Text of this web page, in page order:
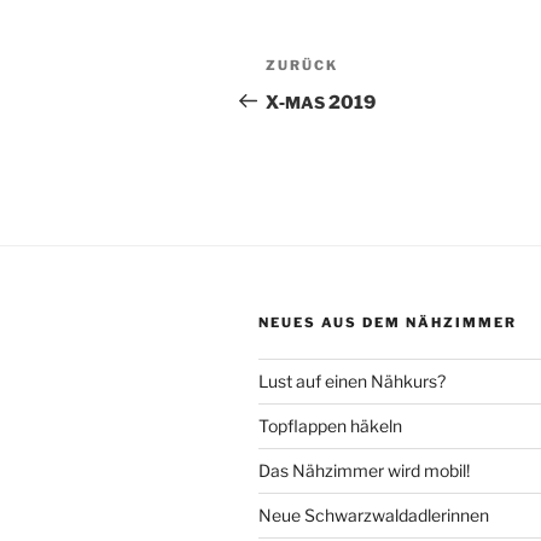
Beitragsnavigation
Vorheriger
Beitrag
ZURÜCK
X‑MAS2019
NEUES AUS DEM NÄHZIMMER
Lust auf einen Nähkurs?
Topflappen häkeln
Das Nähzimmer wird mobil!
Neue Schwarzwaldadlerinnen